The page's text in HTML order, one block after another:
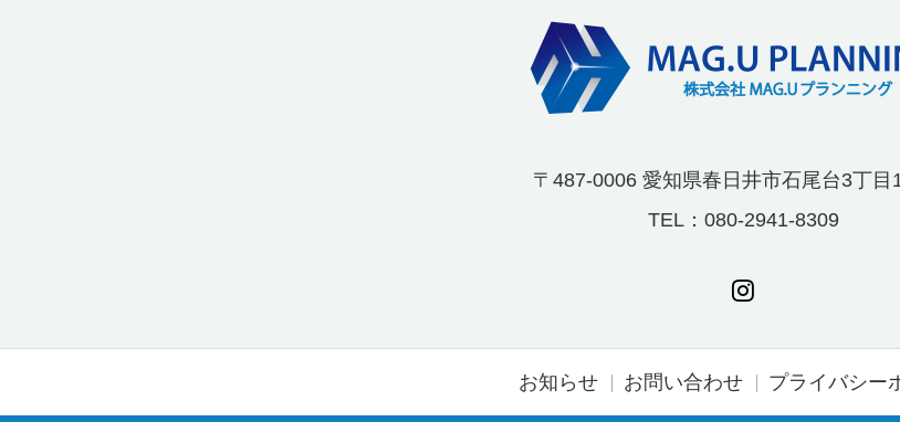
〒487-0006 愛知県春日井市石尾台3丁目
TEL：080-2941-8309
お知らせ お問い合わせ プライバシー